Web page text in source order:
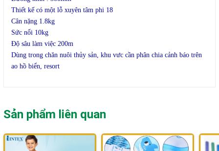
Thiết kế có một lỗ xuyên tâm phi 18
Cân nặng 1.8kg
Sức nổi 10kg
Độ sâu làm việc 200m
Dùng trong chăn nuôi thủy sản, khu vưc cần phân chia cảnh báo trên
ao hồ biển, resort
Sản phẩm liên quan